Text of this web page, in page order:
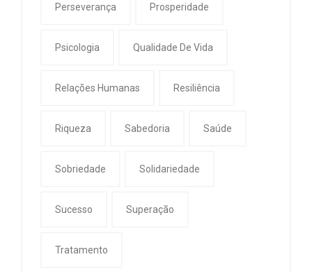
Perseverança Prosperidade
Psicologia Qualidade De Vida
Relações Humanas Resiliência
Riqueza Sabedoria Saúde
Sobriedade Solidariedade
Sucesso Superação
Tratamento